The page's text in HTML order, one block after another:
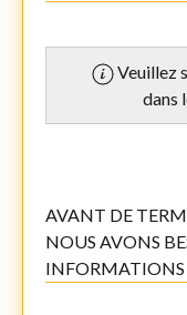
Veuillez
dans
AVANT DE
NOUS AVONS
INFORMATIONS